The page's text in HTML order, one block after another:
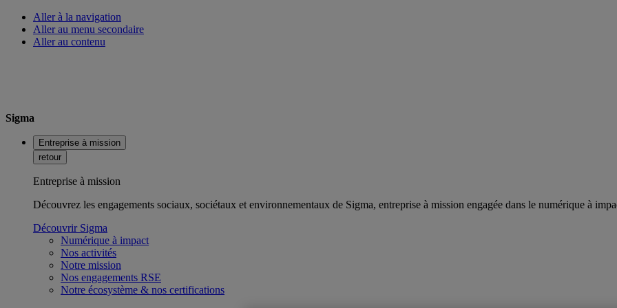
Aller à la navigation
Aller au menu secondaire
Aller au contenu
Sigma
Entreprise à mission
retour
Entreprise à mission
Découvrez les engagements sociaux, sociétaux et environnementaux de Sigma, entreprise à mission engagée dans le numérique à
Découvrir Sigma
Numérique à impact
Nos activités
Notre mission
Nos engagements RSE
Notre écosystème & nos certifications